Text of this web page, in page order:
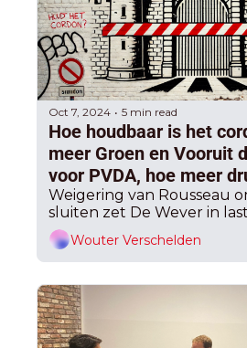
Oct 7, 2024 • 5 min read
Hoe houdbaar is het
meer Groen en Vooruit
voor PVDA, hoe meer
om Vlaams Belang toe
Weigering van Rousseau
sluiten zet De Wever in
Wouter Verschelden